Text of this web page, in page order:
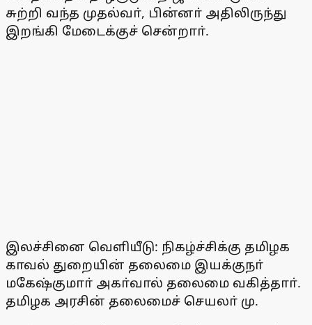
சுற்றி வந்த முதல்வா், பின்னா் அதிலிருந்து
இறங்கி மேடைக்குச் சென்றாா்.
இலச்சினை வெளியீடு: நிகழ்ச்சிக்கு தமிழக
காவல் துறையின் தலைமை இயக்குநா்
மகேஷ்குமாா் அகா்வால் தலைமை வகித்தாா்.
தமிழக அரசின் தலைமைச் செயலா் மு.